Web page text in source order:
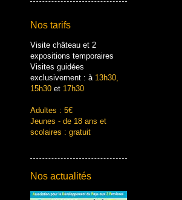
Nos tarifs
Visite château et 2
expositions temporaires
Visites guidées
exclusivement : à 13h30,
15h30 et 17h30
Adultes : 5€
Jeunes - de 18 ans et
scolaires : gratuit
Nos actualités